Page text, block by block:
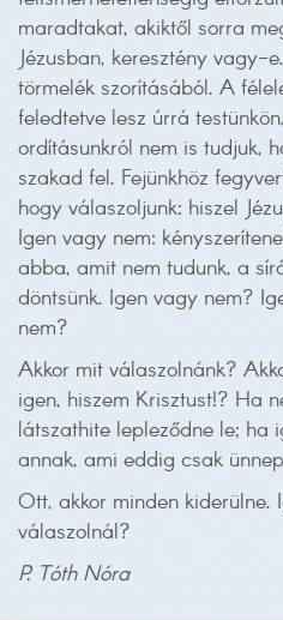
maradtakat, akiktől sorra
Jézusban, keresztény vagy-
törmelék szorításából. A
feledtetve lesz úrrá
ordításunkról nem is tudjuk,
szakad fel. Fejünkhöz
hogy válaszoljunk: hiszel
Igen vagy nem:
abba, amit nem tudunk, a
döntsünk. Igen vagy nem?
nem?
Akkor mit válaszolnánk?
igen, hiszem Krisztust!? Ha
látszathite lepleződne le; ha
annak, ami eddig csak
Ott, akkor minden
válaszolnál?
P. Tóth Nóra